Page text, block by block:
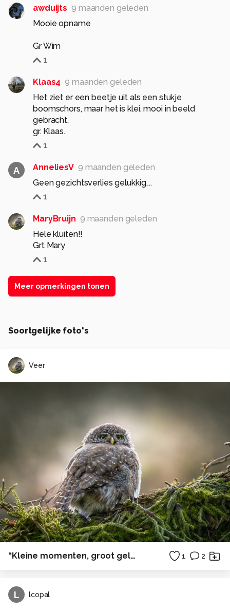
awduijts 9 maanden geleden
Mooie opname
Gr Wim
1
Klaas4 9 maanden geleden
Het ziet er een beetje uit als een stukje
boomschors, maar het is klei, mooi in beeld
gebracht.
gr. Klaas.
1
A AnneliesV 9 maanden geleden
Geen gezichtsverlies gelukkig....
1
MaryBruijn 9 maanden geleden
Hele kluiten!!
Grt Mary
1
Meer opmerkingen tonen
Soortgelijke foto's
Veer
“Kleine momenten, groot geluk” 1 2
L lcopal